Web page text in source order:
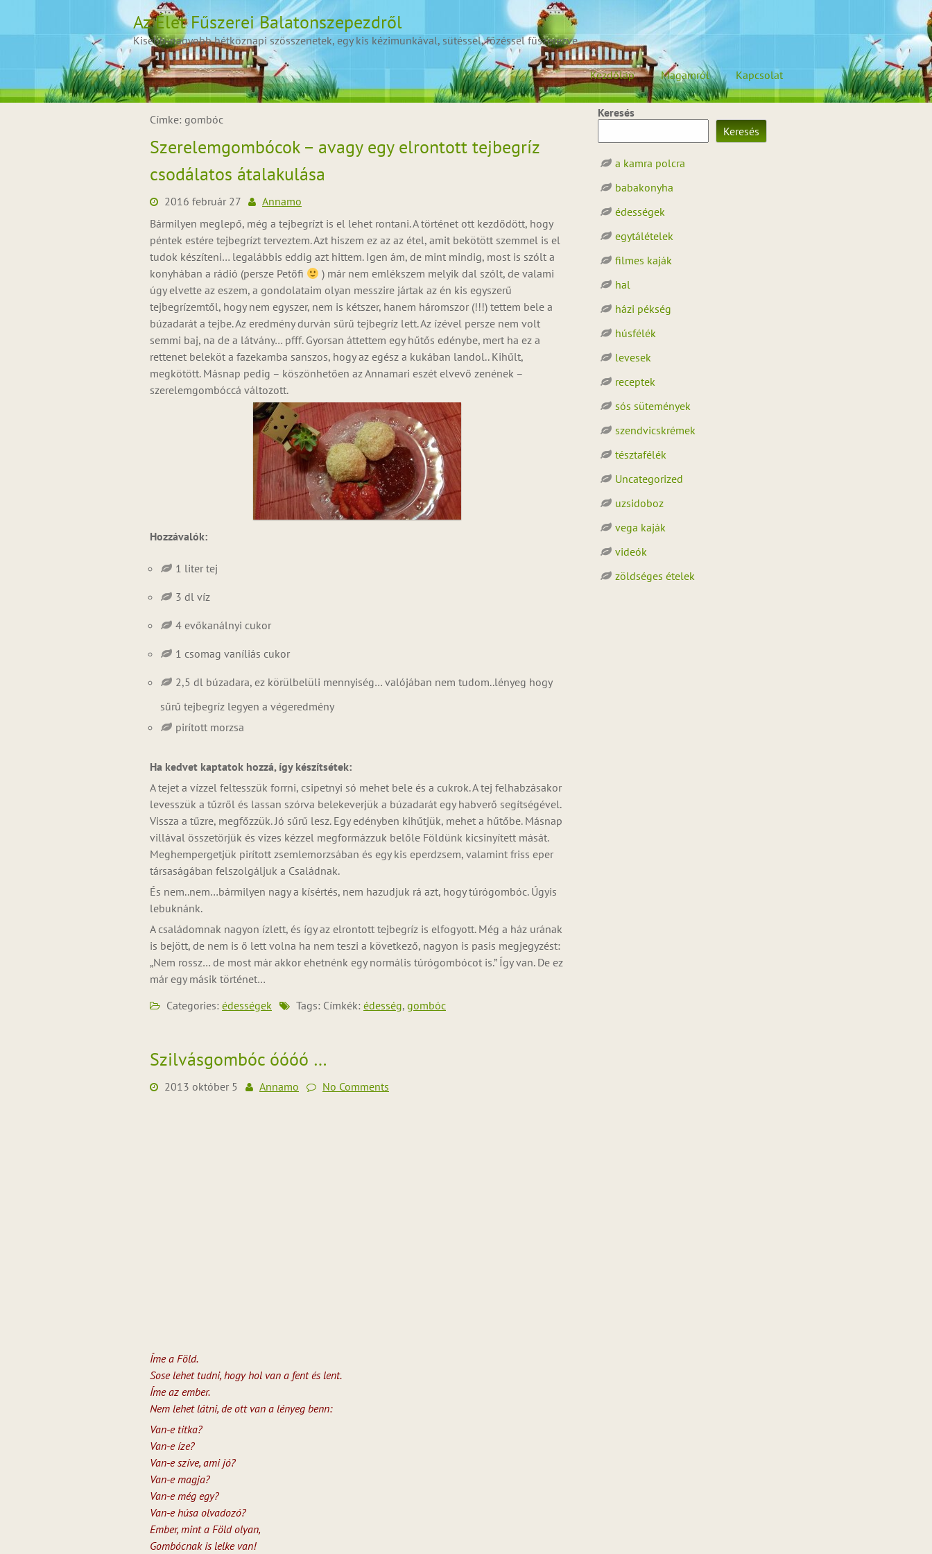
content
Az Élet Fűszerei Balatonszepezdről
Kisebb-nagyobb hétköznapi szösszenetek, egy kis kézimunkával, sütéssel, főzéssel fűszerezve.
Kezdőlap Magamról Kapcsolat
Címke: gombóc
Szerelemgombócok – avagy egy elrontott tejbegríz
csodálatos átalakulása
2016 február 27
Annamo
Bármilyen meglepő, még a tejbegrízt is el lehet rontani. A történet ott kezdődött, hogy
péntek estére tejbegrízt terveztem. Azt hiszem ez az az étel, amit bekötött szemmel is el
tudok készíteni… legalábbis eddig azt hittem. Igen ám, de mint mindig, most is szólt a
konyhában a rádió (persze Petőfi
) már nem emlékszem melyik dal szólt, de valami
úgy elvette az eszem, a gondolataim olyan messzire jártak az én kis egyszerű
tejbegrízemtől, hogy nem egyszer, nem is kétszer, hanem háromszor (!!!) tettem bele a
búzadarát a tejbe. Az eredmény durván sűrű tejbegríz lett. Az ízével persze nem volt
semmi baj, na de a látvány… pfff. Gyorsan áttettem egy hűtős edénybe, mert ha ez a
rettenet beleköt a fazekamba sanszos, hogy az egész a kukában landol.. Kihűlt,
megkötött. Másnap pedig – köszönhetően az Annamari eszét elvevő zenének –
szerelemgombóccá változott.
Hozzávalók:
1 liter tej
3 dl víz
4 evőkanálnyi cukor
1 csomag vaníliás cukor
2,5 dl búzadara, ez körülbelüli mennyiség… valójában nem tudom..lényeg hogy
sűrű tejbegríz legyen a végeredmény
pirított morzsa
Ha kedvet kaptatok hozzá, így készítsétek:
A tejet a vízzel feltesszük forrni, csipetnyi só mehet bele és a cukrok. A tej felhabzásakor
levesszük a tűzről és lassan szórva belekeverjük a búzadarát egy habverő segítségével.
Vissza a tűzre, megfőzzük. Jó sűrű lesz. Egy edényben kihűtjük, mehet a hűtőbe. Másnap
villával összetörjük és vizes kézzel megformázzuk belőle Földünk kicsinyített mását.
Meghempergetjük pirított zsemlemorzsában és egy kis eperdzsem, valamint friss eper
társaságában felszolgáljuk a Családnak.
És nem..nem…bármilyen nagy a kísértés, nem hazudjuk rá azt, hogy túrógombóc. Úgyis
lebuknánk.
A családomnak nagyon ízlett, és így az elrontott tejbegríz is elfogyott. Még a ház urának
is bejött, de nem is ő lett volna ha nem teszi a következő, nagyon is pasis megjegyzést:
„Nem rossz… de most már akkor ehetnénk egy normális túrógombócot is.” Így van. De ez
már egy másik történet…
Categories: édességek Tags: Címkék: édesség, gombóc
Szilvásgombóc óóóó …
2013 október 5 Annamo No Comments
Íme a Föld.
Sose lehet tudni, hogy hol van a fent és lent.
Íme az ember.
Nem lehet látni, de ott van a lényeg benn:
Van-e titka?
Van-e íze?
Van-e szíve, ami jó?
Van-e magja?
Van-e még egy?
Van-e húsa olvadozó?
Ember, mint a Föld olyan,
Gombócnak is lelke van!
Keresés
Keresés
a kamra polcra
babakonyha
édességek
egytálételek
filmes kaják
hal
házi pékség
húsfélék
levesek
receptek
sós sütemények
szendvicskrémek
tésztafélék
Uncategorized
uzsidoboz
vega kaják
videók
zöldséges ételek